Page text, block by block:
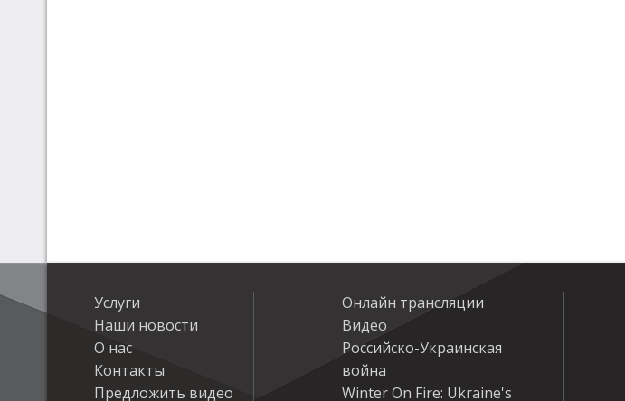
Услуги
Наши новости
О нас
Контакты
Предложить видео
Онлайн трансляции
Видео
Российско-Украинская
война
Winter On Fire: Ukraine's